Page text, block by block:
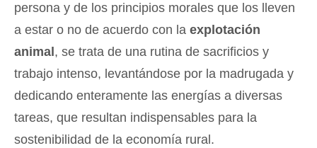
persona y de los principios morales que los lleven
a estar o no de acuerdo con la explotación
animal , se trata de una rutina de sacrificios y
trabajo intenso, levantándose por la madrugada y
dedicando enteramente las energías a diversas
tareas, que resultan indispensables para la
sostenibilidad de la economía rural.